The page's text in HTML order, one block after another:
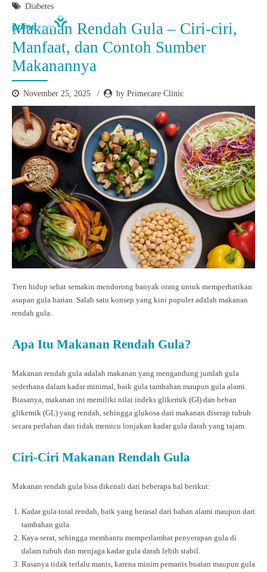
Diabetes
Makanan Rendah Gula – Ciri-ciri,
Manfaat, dan Contoh Sumber
Makanannya
November 25, 2025 by Primecare Clinic
Tren hidup sehat semakin mendorong banyak orang untuk memperhatikan
asupan gula harian. Salah satu konsep yang kini populer adalah makanan
rendah gula.
Apa Itu Makanan Rendah Gula?
Makanan rendah gula adalah makanan yang mengandung jumlah gula
sederhana dalam kadar minimal, baik gula tambahan maupun gula alami.
Biasanya, makanan ini memiliki nilai indeks glikemik (GI) dan beban
glikemik (GL) yang rendah, sehingga glukosa dari makanan diserap tubuh
secara perlahan dan tidak memicu lonjakan kadar gula darah yang tajam.
Ciri-Ciri Makanan Rendah Gula
Makanan rendah gula bisa dikenali dari beberapa hal berikut:
Kadar gula total rendah, baik yang berasal dari bahan alami maupun dari
tambahan gula.
Kaya serat, sehingga membantu memperlambat penyerapan gula di
dalam tubuh dan menjaga kadar gula darah lebih stabil.
Rasanya tidak terlalu manis, karena minim pemanis buatan maupun gula